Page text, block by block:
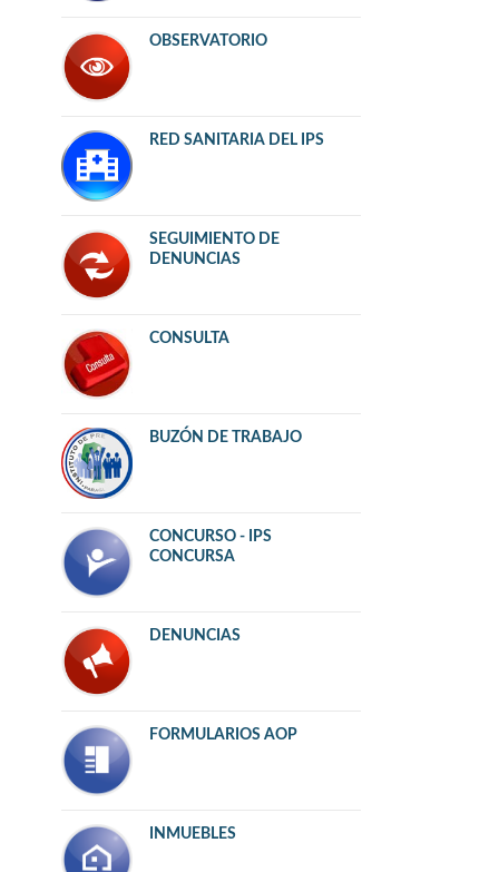
OBSERVATORIO
RED SANITARIA DEL IPS
SEGUIMIENTO DE
DENUNCIAS
CONSULTA
BUZÓN DE TRABAJO
CONCURSO - IPS
CONCURSA
DENUNCIAS
FORMULARIOS AOP
INMUEBLES